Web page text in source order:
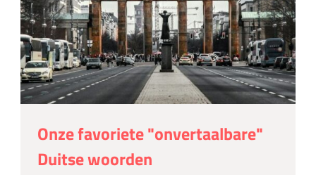
Onze favoriete "onvertaalbare"
Duitse woorden